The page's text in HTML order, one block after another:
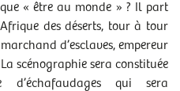
que « être au monde » ? Il part
des déserts, tour à tour
d’esclaves, empereur
scénographie sera constituée
d’échafaudages qui sera